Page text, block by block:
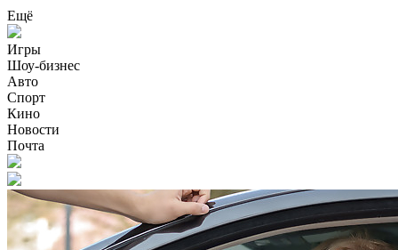
Ещё
Игры
Шоу-бизнес
Авто
Спорт
Кино
Новости
Почта